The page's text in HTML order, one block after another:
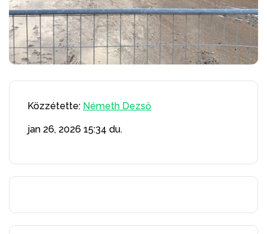
Közzétette: Németh Dezső
jan 26, 2026 15:34 du.